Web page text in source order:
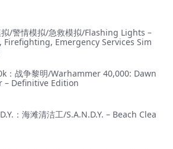
/警情模拟/急救模拟/Flashing Lights –
Firefighting, Emergency Services Sim
：战争黎明/Warhammer 40,000: Dawn
– Definitive Edition
：海滩清洁工/S.A.N.D.Y. – Beach Clea